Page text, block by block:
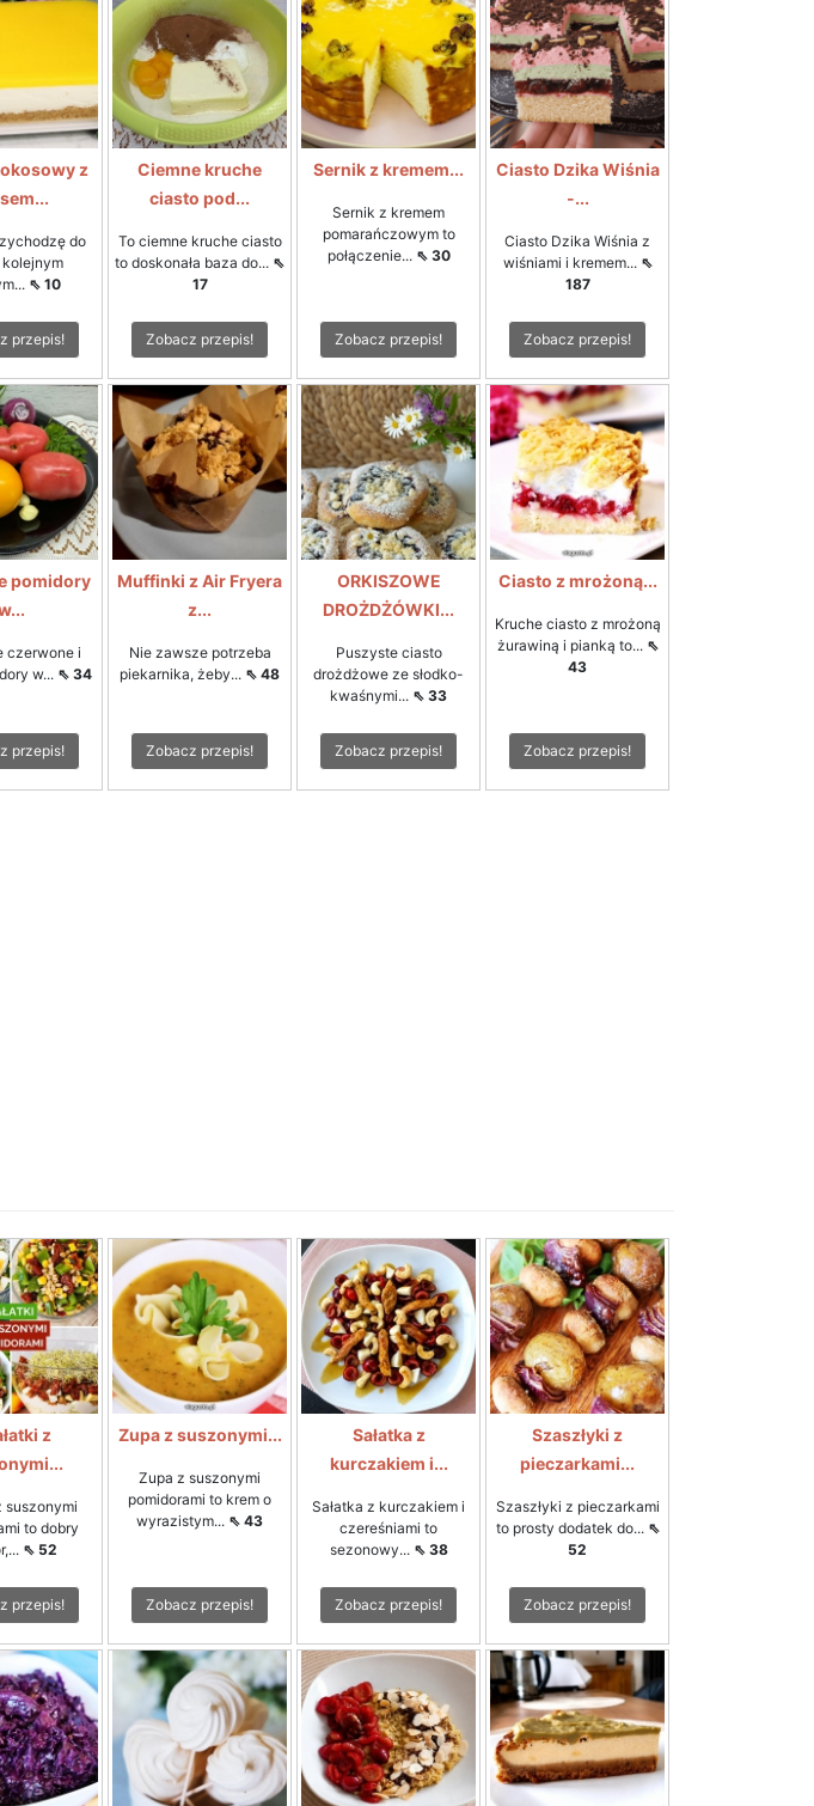
z
do
kolejnym
⇖ 10
przepis!
Ciemne kruche
ciasto pod...
To ciemne kruche ciasto
to doskonała baza do... ⇖
17
Zobacz przepis!
Sernik z kremem...
Sernik z kremem
pomarańczowym to
połączenie... ⇖ 30
Zobacz przepis!
Ciasto Dzika Wiśnia
-...
Ciasto Dzika Wiśnia z
wiśniami i kremem... ⇖
187
Zobacz przepis!
pomidory
czerwone i
w... ⇖ 34
przepis!
Muffinki z Air Fryera
z...
Nie zawsze potrzeba
piekarnika, żeby... ⇖ 48
Zobacz przepis!
ORKISZOWE
DROŻDŻÓWKI...
Puszyste ciasto
drożdżowe ze słodko-
kwaśnymi... ⇖ 33
Zobacz przepis!
Ciasto z mrożoną...
Kruche ciasto z mrożoną
żurawiną i pianką to... ⇖
43
Zobacz przepis!
z
suszonymi
to dobry
⇖ 52
przepis!
Zupa z suszonymi...
Zupa z suszonymi
pomidorami to krem o
wyrazistym... ⇖ 43
Zobacz przepis!
Sałatka z
kurczakiem i...
Sałatka z kurczakiem i
czereśniami to
sezonowy... ⇖ 38
Zobacz przepis!
Szaszłyki z
pieczarkami...
Szaszłyki z pieczarkami
to prosty dodatek do... ⇖
52
Zobacz przepis!